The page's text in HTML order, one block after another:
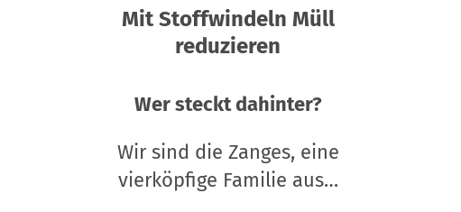
Mit Stoffwindeln Müll
reduzieren
Wer steckt dahinter?
Wir sind die Zanges, eine
vierköpfige Familie aus…